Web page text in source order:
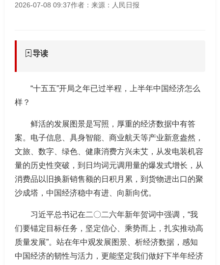
2026-07-08 09:37作者： 来源：人民日报
导读
“十五五”开局之年已过半程，上半年中国经济怎么
样？
鲜活的发展图景是写照，厚重的经济数据中有答
案。电子信息、具身智能、商业航天等产业新意盎然，
文旅、数字、绿色、健康消费方兴未艾，从发电装机容
量的历史性突破，到日均词元调用量的爆发式增长，从
消费品以旧换新销售额的日积月累，到货物进出口的聚
沙成塔，中国经济稳中有进、向新向优。
习近平总书记在二〇二六年新年贺词中强调，“我
们要锚定目标任务，坚定信心、乘势而上，扎实推动高
质量发展”。站在年中观发展图景、析经济数据，感知
中国经济的韧性与活力，更能坚定我们做好下半年经济